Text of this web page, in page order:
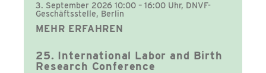
3. September 2026 10:00 – 16:00 Uhr, DNVF-
Geschäftsstelle, Berlin
MEHR ERFAHREN
25. International Labor and Birth
Research Conference